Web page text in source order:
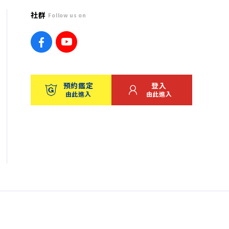
社群 Follow us on
預約鑑定
由此進入
登入
由此進入